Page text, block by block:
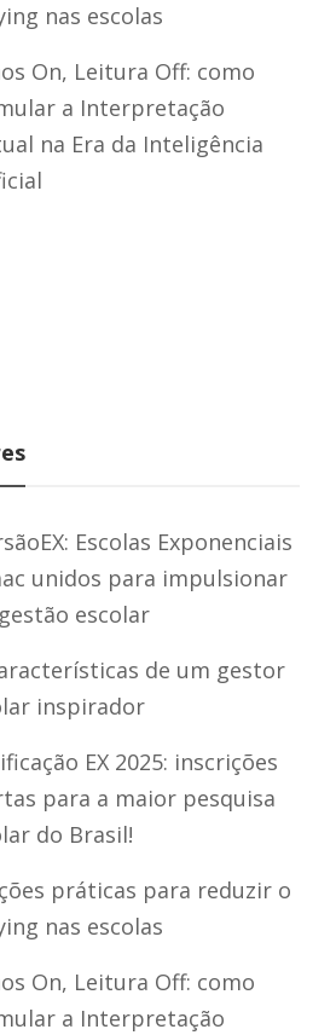
nas escolas
On, Leitura Off: como
a Interpretação
na Era da Inteligência
Escolas Exponenciais
unidos para impulsionar
escolar
de um gestor
inspirador
EX 2025: inscrições
para a maior pesquisa
do Brasil!
práticas para reduzir o
nas escolas
On, Leitura Off: como
a Interpretação